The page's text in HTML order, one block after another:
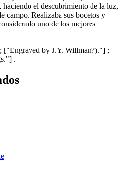
haciendo el descubrimiento de la luz,
campo. Realizaba sus bocetos y
uno de los mejores
by J.Y. Willman?)."] ;
.